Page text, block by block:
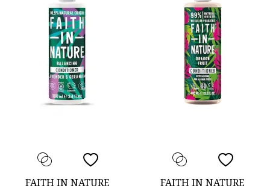
FAITH IN NATURE FAITH IN NATURE